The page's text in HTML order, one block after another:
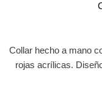
Collar hecho a mano
rojas acrílicas.